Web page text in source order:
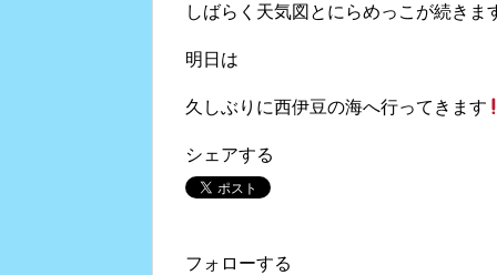
しばらく天気図とにらめっこが続きま
明日は
久しぶりに西伊豆の海へ行ってきます
シェアする
フォローする